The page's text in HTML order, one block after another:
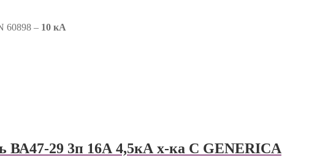
60898 – 10 кА
ВА47-29 3п 16А 4,5кА х-ка С GENERICА